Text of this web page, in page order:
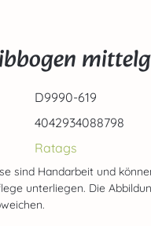
D9990-619
4042934088798
Ratags
sind Handarbeit und
unterliegen. Die